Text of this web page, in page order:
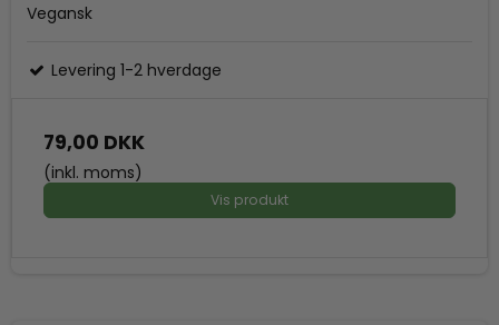
Vegansk
Levering 1-2 hverdage
79,00 DKK
(inkl. moms)
Vis produkt